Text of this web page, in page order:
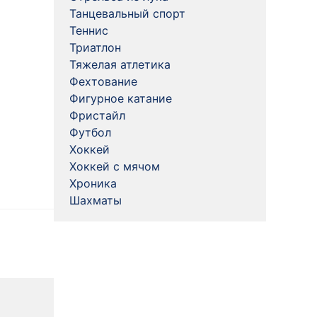
Танцевальный спорт
Теннис
Триатлон
Тяжелая атлетика
Фехтование
Фигурное катание
Фристайл
Футбол
Хоккей
Хоккей с мячом
Хроника
Шахматы